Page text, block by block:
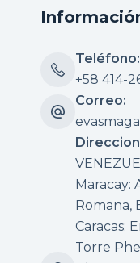
Teléfono:
+58 414-
Correo:
Maracay:
Romana,
Caracas:
Torre